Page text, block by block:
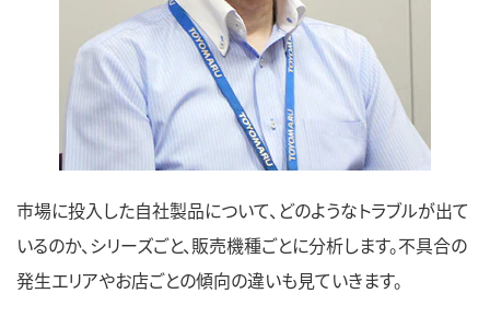
市場に投入した自社製品について、どのようなトラブルが出て
いるのか、シリーズごと、販売機種ごとに分析します。不具合の
発生エリアやお店ごとの傾向の違いも見ていきます。